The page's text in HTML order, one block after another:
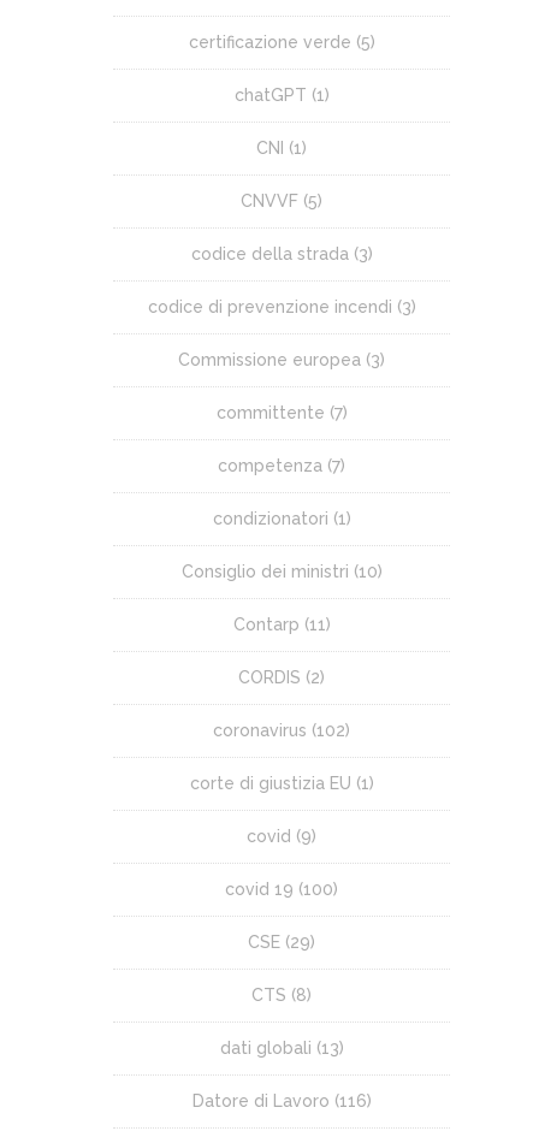
certificazione verde (5)
chatGPT (1)
CNI (1)
CNVVF (5)
codice della strada (3)
codice di prevenzione incendi (3)
Commissione europea (3)
committente (7)
competenza (7)
condizionatori (1)
Consiglio dei ministri (10)
Contarp (11)
CORDIS (2)
coronavirus (102)
corte di giustizia EU (1)
covid (9)
covid 19 (100)
CSE (29)
CTS (8)
dati globali (13)
Datore di Lavoro (116)